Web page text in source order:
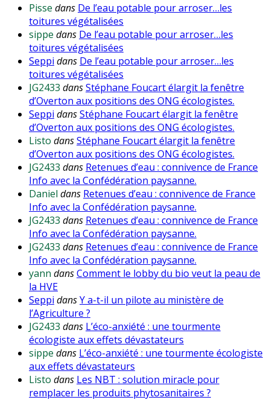
Pisse dans De l’eau potable pour arroser…les
toitures végétalisées
sippe dans De l’eau potable pour arroser…les
toitures végétalisées
Seppi dans De l’eau potable pour arroser…les
toitures végétalisées
JG2433 dansStéphane Foucart élargit la fenêtre
d’Overton aux positions des ONG écologistes.
Seppi dansStéphane Foucart élargit la fenêtre
d’Overton aux positions des ONG écologistes.
Listo dansStéphane Foucart élargit la fenêtre
d’Overton aux positions des ONG écologistes.
JG2433 dans Retenues d’eau : connivence de France
Info avec la Confédération paysanne.
Daniel dans Retenues d’eau : connivence de France
Info avec la Confédération paysanne.
JG2433 dans Retenues d’eau : connivence de France
Info avec la Confédération paysanne.
JG2433 dans Retenues d’eau : connivence de France
Info avec la Confédération paysanne.
yann dansComment le lobby du bio veut la peau de
la HVE
Seppi dansY a-t-il un pilote au ministère de
l’Agriculture ?
JG2433 dans L’éco-anxiété : une tourmente
écologiste aux effets dévastateurs
sippe dans L’éco-anxiété : une tourmente écologiste
aux effets dévastateurs
Listo dans Les NBT : solution miracle pour
remplacer les produits phytosanitaires ?